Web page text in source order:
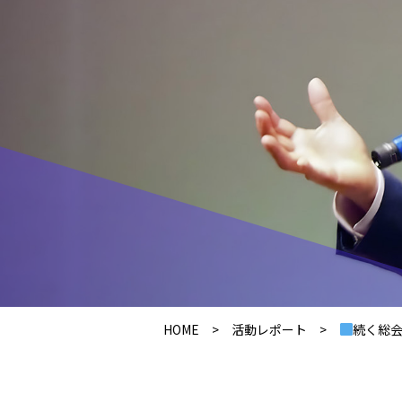
HOME > 活動レポート > 続く総